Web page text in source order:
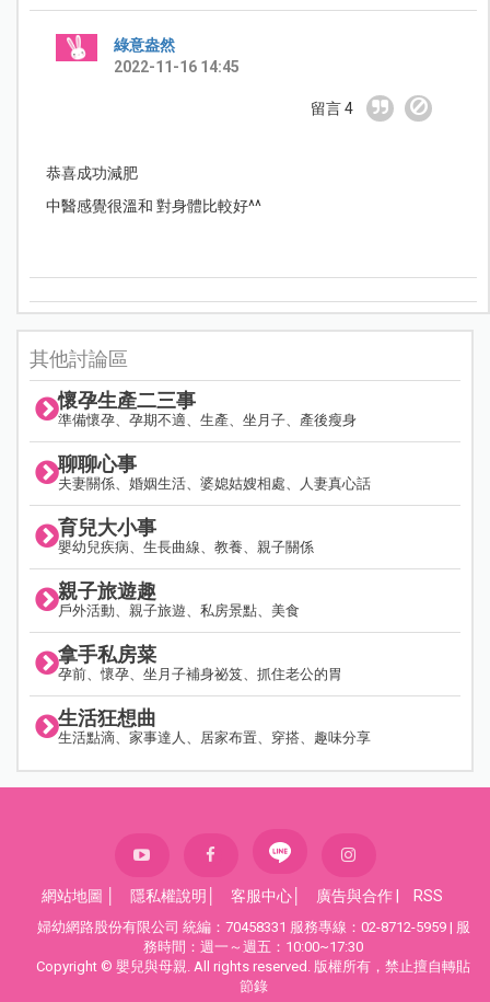
綠意盎然
2022-11-16 14:45
留言 4
恭喜成功減肥
中醫感覺很溫和 對身體比較好^^
其他討論區
懷孕生產二三事
準備懷孕、孕期不適、生產、坐月子、產後瘦身
聊聊心事
夫妻關係、婚姻生活、婆媳姑嫂相處、人妻真心話
育兒大小事
嬰幼兒疾病、生長曲線、教養、親子關係
親子旅遊趣
戶外活動、親子旅遊、私房景點、美食
拿手私房菜
孕前、懷孕、坐月子補身祕笈、抓住老公的胃
生活狂想曲
生活點滴、家事達人、居家布置、穿搭、趣味分享
網站地圖 隱私權說明 客服中心 廣告與合作 RSS
婦幼網路股份有限公司 統編：70458331 服務專線：02-8712-5959 | 服
務時間：週一～週五：10:00~17:30
Copyright © 嬰兒與母親. All rights reserved. 版權所有，禁止擅自轉貼
節錄